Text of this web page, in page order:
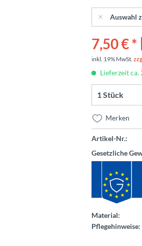
Auswahl
7,50 € *
inkl. 19% MwSt.
Lieferzeit ca.
Merken
Artikel-Nr.:
Gesetzliche
Material:
Pflegehinweise: